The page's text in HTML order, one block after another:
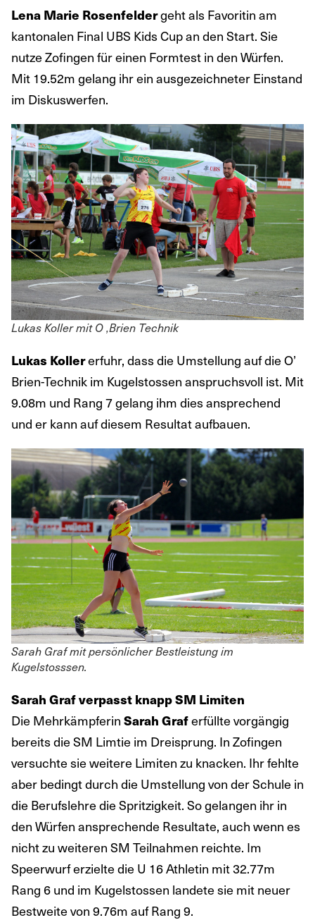
Lena Marie Rosenfeldergeht als Favoritin am
kantonalen Final UBS Kids Cup an den Start. Sie
nutze Zofingen für einen Formtest in den Würfen.
Mit 19.52m gelang ihr ein ausgezeichneter Einstand
im Diskuswerfen.
Lukas Koller mit O ‚Brien Technik
Lukas Kollererfuhr, dass die Umstellung auf die O’
Brien-Technik im Kugelstossen anspruchsvoll ist. Mit
9.08m und Rang 7 gelang ihm dies ansprechend
und er kann auf diesem Resultat aufbauen.
Sarah Graf mit persönlicher Bestleistung im
Kugelstosssen.
Sarah Graf verpasst knapp SM Limiten
Die Mehrkämpferin Sarah Graferfüllte vorgängig
bereits die SM Limtie im Dreisprung. In Zofingen
versuchte sie weitere Limiten zu knacken. Ihr fehlte
aber bedingt durch die Umstellung von der Schule in
die Berufslehre die Spritzigkeit. So gelangen ihr in
den Würfen ansprechende Resultate, auch wenn es
nicht zu weiteren SM Teilnahmen reichte. Im
Speerwurf erzielte die U 16 Athletin mit 32.77m
Rang 6 und im Kugelstossen landete sie mit neuer
Bestweite von 9.76m auf Rang 9.